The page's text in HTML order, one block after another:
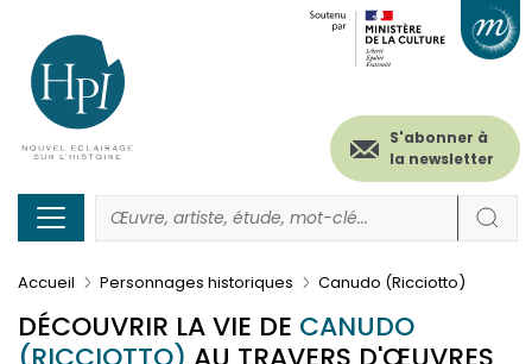
contenu
principal
Menu
secondaire
(header)
S'abonner à
la newsletter
Accueil Personnages historiques Canudo (Ricciotto)
DÉCOUVRIR LA VIE DE CANUDO